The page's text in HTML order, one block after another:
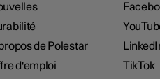
de Polestar
d'emploi
TikTok